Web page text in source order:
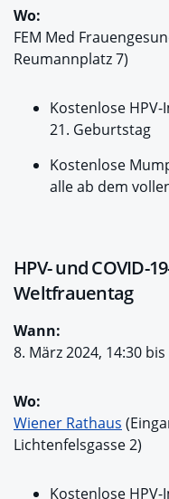
Wo:
FEM Med
Reumannplatz 7)
Kostenlose
21. Geburtstag
Kostenlose
alle ab dem
HPV- und COVID-
Weltfrauentag
Wann:
8. März 2024, 14:30
Wo:
Wiener Rathaus
Lichtenfelsgasse 2)
Kostenlose